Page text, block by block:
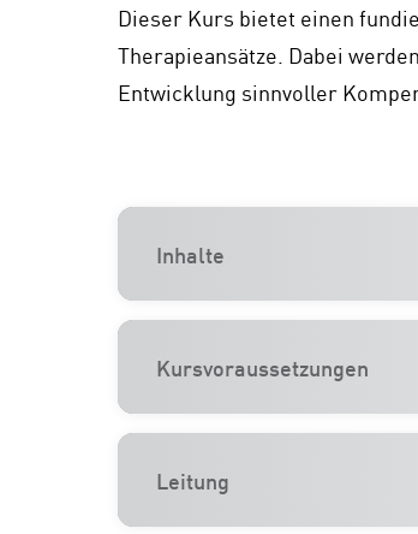
Dieser Kurs bietet einen
Therapieansätze. Dabei
Entwicklung sinnvoller
Inhalte
Kursvoraussetzungen
Leitung